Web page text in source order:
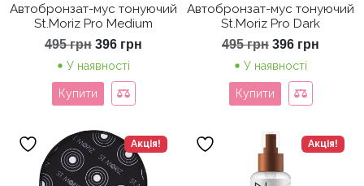
Автобронзат-мус тонуючий
St.Moriz Pro Medium
495грн Оригінальна
495 грн.
396 грн
У наявності
Купити
Автобронзат-мус тонуючий
St.Moriz Pro Dark
495грн Оригінальна
495 грн.
396 грн
У наявності
Купити
Акція! Акція!